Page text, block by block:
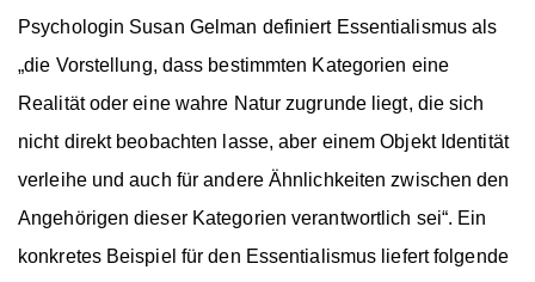
Psychologin Susan Gelman definiert Essentialismus als
„die Vorstellung, dass bestimmten Kategorien eine
Realität oder eine wahre Natur zugrunde liegt, die sich
nicht direkt beobachten lasse, aber einem Objekt Identität
verleihe und auch für andere Ähnlichkeiten zwischen den
Angehörigen dieser Kategorien verantwortlich sei“. Ein
konkretes Beispiel für den Essentialismus liefert folgende